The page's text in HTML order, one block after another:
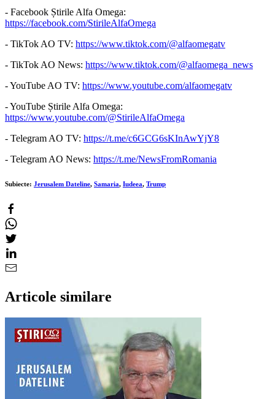
- Facebook Știrile Alfa Omega:
https://facebook.com/StirileAlfaOmega
- TikTok AO TV: https://www.tiktok.com/@alfaomegatv
- TikTok AO News: https://www.tiktok.com/@alfaomega_news
- YouTube AO TV: https://www.youtube.com/alfaomegatv
- YouTube Știrile Alfa Omega:
https://www.youtube.com/@StirileAlfaOmega
- Telegram AO TV: https://t.me/c6GCG6sKInAwYjY8
- Telegram AO News: https://t.me/NewsFromRomania
Subiecte: Jerusalem Dateline, Samaria, Iudeea, Trump
Articole similare